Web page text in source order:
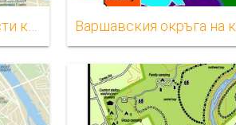
Варшавския окръга на